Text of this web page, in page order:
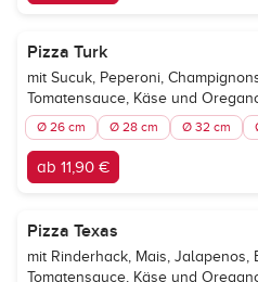
Pizza Turk
mit Sucuk, Peperoni,
Tomatensauce, Käse und
Ø 26 cm Ø 28 cm Ø 32 cm
ab 11,90 €
Pizza Texas
mit Rinderhack, Mais, Jalapenos,
Tomatensauce, Käse und